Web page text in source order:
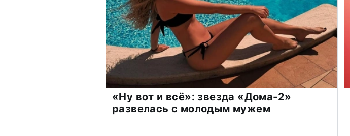
«Ну вот и всё»: звезда «Дома-2»
развелась с молодым мужем